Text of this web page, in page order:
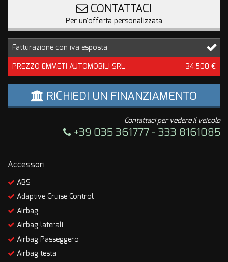
CONTATTACI
Per un'offerta personalizzata
Fatturazione con iva esposta
PREZZO EMMETI AUTOMOBILI SRL
34.500 €
RICHIEDI UN FINANZIAMENTO
Contattaci per vedere il veicolo
+39 035 361777 - 333 8161085
Accessori
ABS
Adaptive Cruise Control
Airbag
Airbag laterali
Airbag Passeggero
Airbag testa